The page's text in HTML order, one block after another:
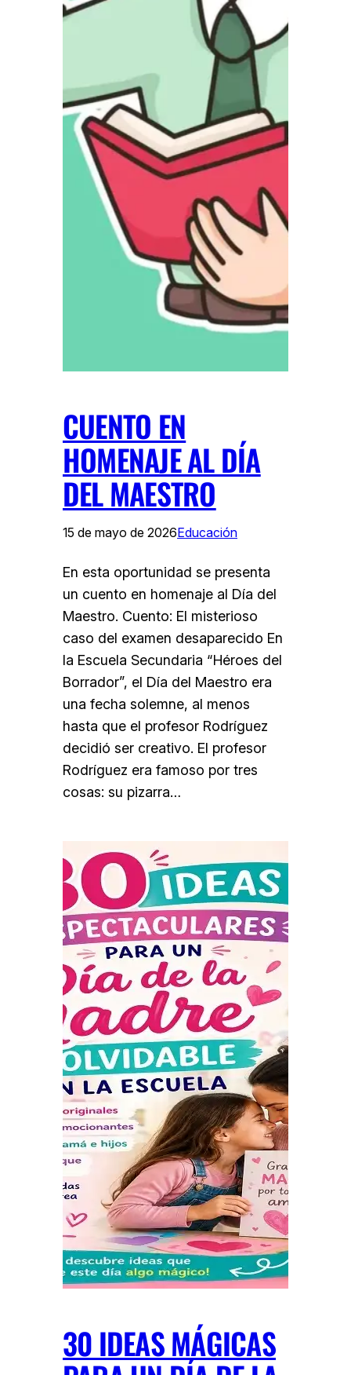
CUENTO EN
HOMENAJE AL DÍA
DEL MAESTRO
15 de mayo de 2026Educación
En esta oportunidad se presenta
un cuento en homenaje al Día del
Maestro. Cuento: El misterioso
caso del examen desaparecido En
la Escuela Secundaria “Héroes del
Borrador”, el Día del Maestro era
una fecha solemne, al menos
hasta que el profesor Rodríguez
decidió ser creativo. El profesor
Rodríguez era famoso por tres
cosas: su pizarra…
30 IDEAS MÁGICAS